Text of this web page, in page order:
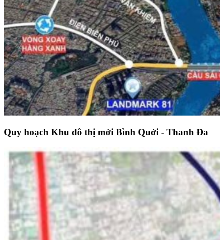
Quy hoạch Khu đô thị mới Bình Quới - Thanh Đa